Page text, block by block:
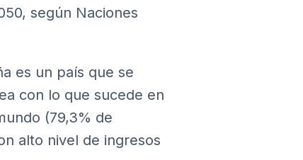
según Naciones
es un país que se
con lo que sucede en
(79,3% de
alto nivel de ingresos